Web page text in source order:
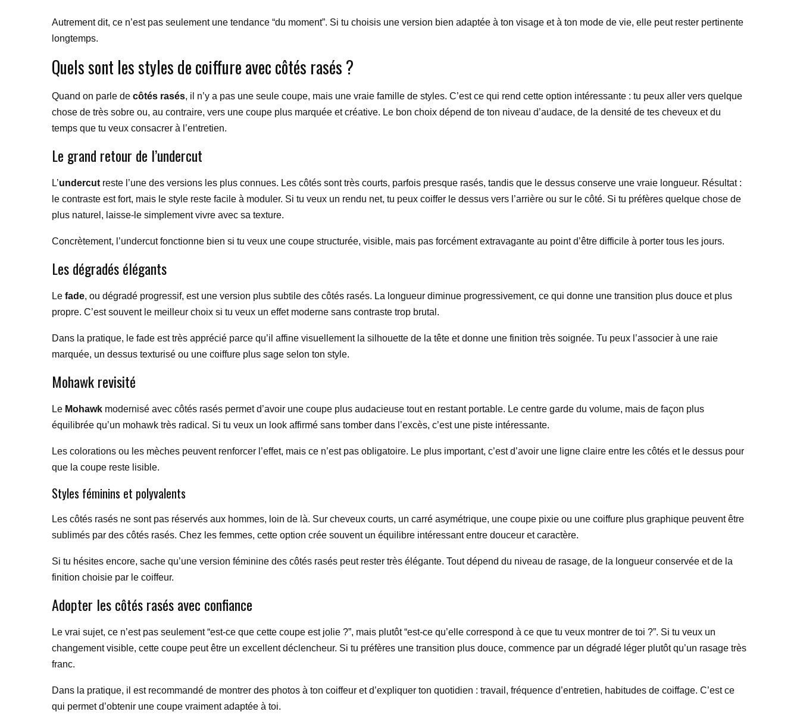
Autrement dit, ce n’est pas seulement une tendance “du moment”. Si tu choisis une version bien adaptée à ton visage et à ton mode de vie, elle peut rester pertinente
longtemps.
Quels sont les styles de coiffure avec côtés rasés ?
Quand on parle de côtés rasés, il n’y a pas une seule coupe, mais une vraie famille de styles. C’est ce qui rend cette option intéressante : tu peux aller vers quelque
chose de très sobre ou, au contraire, vers une coupe plus marquée et créative. Le bon choix dépend de ton niveau d’audace, de la densité de tes cheveux et du
temps que tu veux consacrer à l’entretien.
Le grand retour de l’undercut
L’undercut reste l’une des versions les plus connues. Les côtés sont très courts, parfois presque rasés, tandis que le dessus conserve une vraie longueur. Résultat :
le contraste est fort, mais le style reste facile à moduler. Si tu veux un rendu net, tu peux coiffer le dessus vers l’arrière ou sur le côté. Si tu préfères quelque chose de
plus naturel, laisse-le simplement vivre avec sa texture.
Concrètement, l’undercut fonctionne bien si tu veux une coupe structurée, visible, mais pas forcément extravagante au point d’être difficile à porter tous les jours.
Les dégradés élégants
Le fade, ou dégradé progressif, est une version plus subtile des côtés rasés. La longueur diminue progressivement, ce qui donne une transition plus douce et plus
propre. C’est souvent le meilleur choix si tu veux un effet moderne sans contraste trop brutal.
Dans la pratique, le fade est très apprécié parce qu’il affine visuellement la silhouette de la tête et donne une finition très soignée. Tu peux l’associer à une raie
marquée, un dessus texturisé ou une coiffure plus sage selon ton style.
Mohawk revisité
Le Mohawk modernisé avec côtés rasés permet d’avoir une coupe plus audacieuse tout en restant portable. Le centre garde du volume, mais de façon plus
équilibrée qu’un mohawk très radical. Si tu veux un look affirmé sans tomber dans l’excès, c’est une piste intéressante.
Les colorations ou les mèches peuvent renforcer l’effet, mais ce n’est pas obligatoire. Le plus important, c’est d’avoir une ligne claire entre les côtés et le dessus pour
que la coupe reste lisible.
Styles féminins et polyvalents
Les côtés rasés ne sont pas réservés aux hommes, loin de là. Sur cheveux courts, un carré asymétrique, une coupe pixie ou une coiffure plus graphique peuvent être
sublimés par des côtés rasés. Chez les femmes, cette option crée souvent un équilibre intéressant entre douceur et caractère.
Si tu hésites encore, sache qu’une version féminine des côtés rasés peut rester très élégante. Tout dépend du niveau de rasage, de la longueur conservée et de la
finition choisie par le coiffeur.
Adopter les côtés rasés avec confiance
Le vrai sujet, ce n’est pas seulement “est-ce que cette coupe est jolie ?”, mais plutôt “est-ce qu’elle correspond à ce que tu veux montrer de toi ?”. Si tu veux un
changement visible, cette coupe peut être un excellent déclencheur. Si tu préfères une transition plus douce, commence par un dégradé léger plutôt qu’un rasage très
franc.
Dans la pratique, il est recommandé de montrer des photos à ton coiffeur et d’expliquer ton quotidien : travail, fréquence d’entretien, habitudes de coiffage. C’est ce
qui permet d’obtenir une coupe vraiment adaptée à toi.